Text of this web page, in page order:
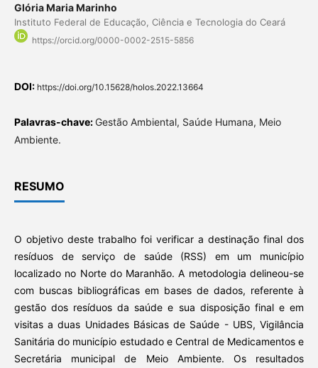
Glória Maria Marinho
Instituto Federal de Educação, Ciência e Tecnologia do Ceará
https://orcid.org/0000-0002-2515-5856
DOI: https://doi.org/10.15628/holos.2022.13664
Palavras-chave: Gestão Ambiental, Saúde Humana, Meio
Ambiente.
RESUMO
O objetivo deste trabalho foi verificar a destinação final dos
resíduos de serviço de saúde (RSS) em um município
localizado no Norte do Maranhão. A metodologia delineou-se
com buscas bibliográficas em bases de dados, referente à
gestão dos resíduos da saúde e sua disposição final e em
visitas a duas Unidades Básicas de Saúde - UBS, Vigilância
Sanitária do município estudado e Central de Medicamentos e
Secretária municipal de Meio Ambiente. Os resultados